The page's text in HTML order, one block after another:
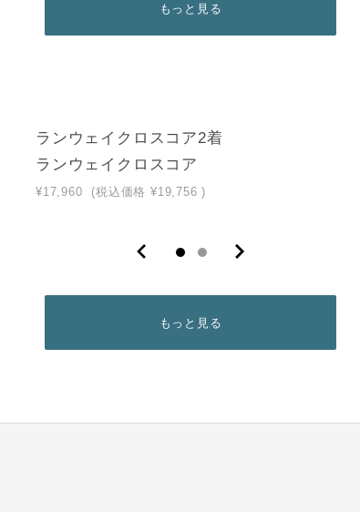
もっと見る
ランウェイクロスコア2着
ランウェイクロスコア
¥17,960 (税込価格 ¥19,756 )
もっと見る